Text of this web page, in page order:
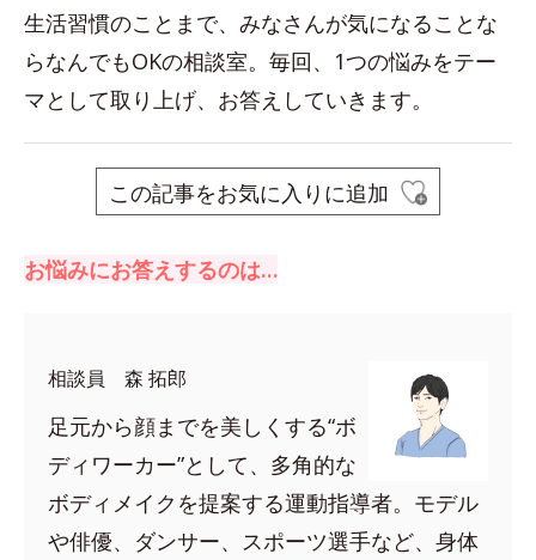
生活習慣のことまで、みなさんが気になることな
らなんでもOKの相談室。毎回、1つの悩みをテー
マとして取り上げ、お答えしていきます。
この記事をお気に入りに追加
お悩みにお答えするのは…
相談員 森 拓郎
足元から顔までを美しくする“ボ
ディワーカー”として、多角的な
ボディメイクを提案する運動指導者。モデル
や俳優、ダンサー、スポーツ選手など、身体